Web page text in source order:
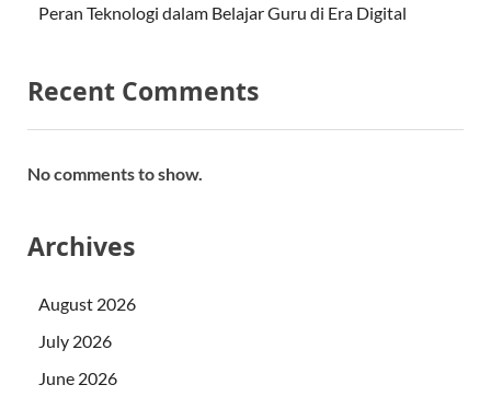
Peran Teknologi dalam Belajar Guru di Era Digital
Recent Comments
No comments to show.
Archives
August 2026
July 2026
June 2026